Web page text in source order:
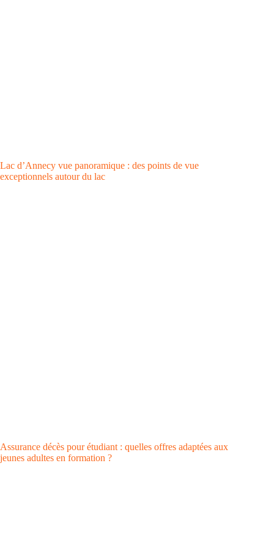
Lac d’Annecy vue panoramique : des points de vue
exceptionnels autour du lac
Assurance décès pour étudiant : quelles offres adaptées aux
jeunes adultes en formation ?